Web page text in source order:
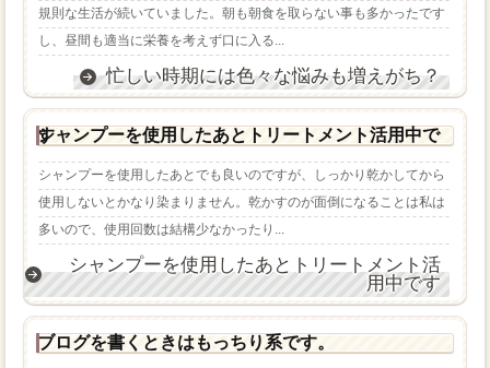
規則な生活が続いていました。朝も朝食を取らない事も多かったです
し、昼間も適当に栄養を考えず口に入る...
忙しい時期には色々な悩みも増えがち？
シャンプーを使用したあとトリートメント活用中です
シャンプーを使用したあとでも良いのですが、しっかり乾かしてから
使用しないとかなり染まりません。乾かすのが面倒になることは私は
多いので、使用回数は結構少なかったり...
シャンプーを使用したあとトリートメント活
用中です
ブログを書くときはもっちり系です。